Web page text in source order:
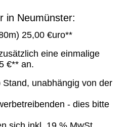
in Neumünster:
25,00 €uro**
eine einmalige
€** an.
unabhängig von der
- dies bitte